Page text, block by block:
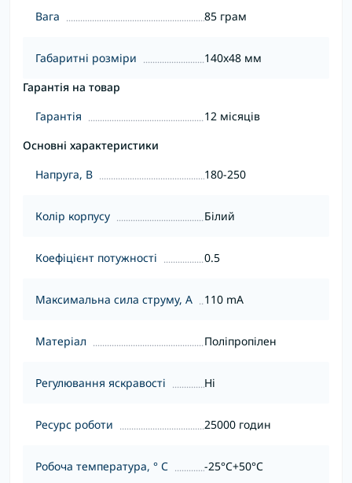
Вага
85 грам
Габаритні розміри
140x48 мм
Гарантія на товар
Гарантія
12 місяців
Основні характеристики
Напруга, В
180-250
Колір корпусу Білий
Коефіцієнт потужності 0.5
Максимальна сила струму, А 110 mA
Матеріал Поліпропілен
Регулювання яскравості Ні
Ресурс роботи 25000 годин
Робоча температура, ° С -25°C+50°С